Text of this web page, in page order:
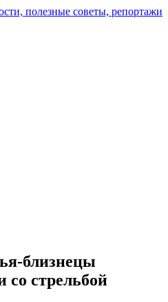
близнецы
со стрельбой